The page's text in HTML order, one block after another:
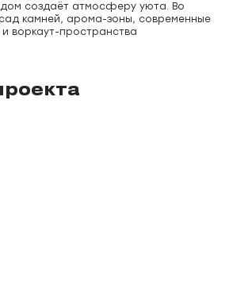
создаёт атмосферу уюта. Во
камней, арома-зоны, современные
воркаут-пространства